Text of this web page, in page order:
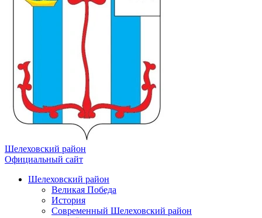
Шелеховский район
Официальный сайт
Шелеховский район
Великая Победа
История
Современный Шелеховский район